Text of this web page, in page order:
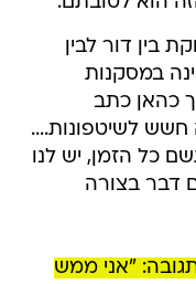
בין דור לבין
במסקנות
כהאן כתב
חשש לשיטפונות....
גשם כל הזמן, יש לנו
דבר בצורה
"אני ממש